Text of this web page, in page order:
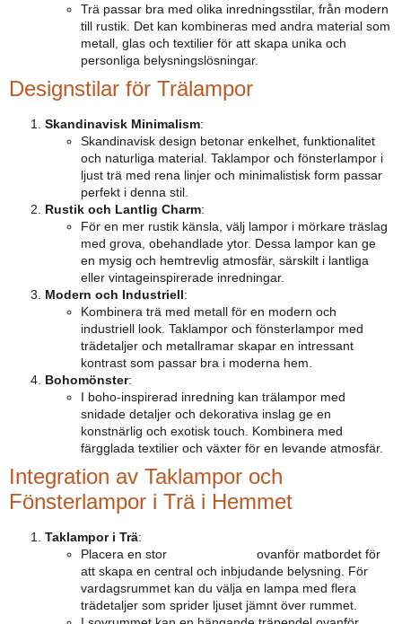
Trä passar bra med olika inredningsstilar, från modern
till rustik. Det kan kombineras med andra material som
metall, glas och textilier för att skapa unika och
personliga belysningslösningar.
Designstilar för Trälampor
Skandinavisk Minimalism:
Skandinavisk design betonar enkelhet, funktionalitet
och naturliga material. Taklampor och fönsterlampor i
ljust trä med rena linjer och minimalistisk form passar
perfekt i denna stil.
Rustik och Lantlig Charm:
För en mer rustik känsla, välj lampor i mörkare träslag
med grova, obehandlade ytor. Dessa lampor kan ge
en mysig och hemtrevlig atmosfär, särskilt i lantliga
eller vintageinspirerade inredningar.
Modern och Industriell:
Kombinera trä med metall för en modern och
industriell look. Taklampor och fönsterlampor med
trädetaljer och metallramar skapar en intressant
kontrast som passar bra i moderna hem.
Bohomönster:
I boho-inspirerad inredning kan trälampor med
snidade detaljer och dekorativa inslag ge en
konstnärlig och exotisk touch. Kombinera med
färgglada textilier och växter för en levande atmosfär.
Integration av Taklampor och
Fönsterlampor i Trä i Hemmet
Taklampor i Trä:
Placera en stor
ovanför matbordet för
att skapa en central och inbjudande belysning. För
vardagsrummet kan du välja en lampa med flera
trädetaljer som sprider ljuset jämnt över rummet.